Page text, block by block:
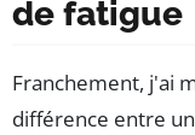
de fatigue
Franchement, j'ai
différence entre